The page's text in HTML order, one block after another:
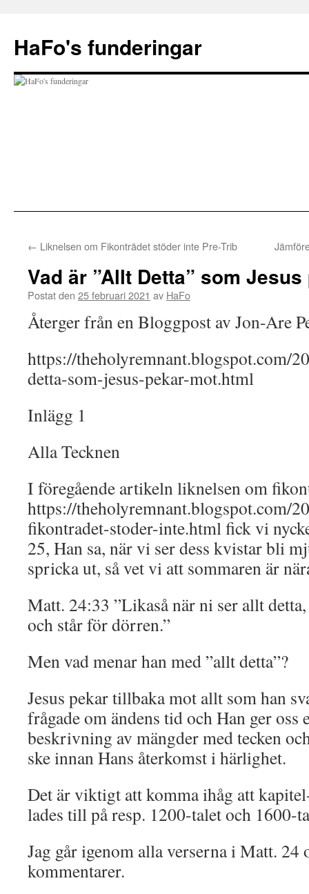
innehåll
HaFo's funderingar
← Liknelsen om Fikonträdet stöder inte Pre-Trib
Vad är ”Allt Detta” som
Postat den 25 februari 2021 av HaFo
Återger från en Bloggpost av Jon-Are
https://theholyremnant.blogspot.com/
detta-som-jesus-pekar-mot.html
Inlägg 1
Alla Tecknen
I föregående artikeln liknelsen om
https://theholyremnant.blogspot.com/
fikontradet-stoder-inte.html fick vi
25, Han sa, när vi ser dess kvistar bli
spricka ut, så vet vi att sommaren är
Matt. 24:33 ”Likaså när ni ser allt detta,
och står för dörren.”
Men vad menar han med ”allt detta”?
Jesus pekar tillbaka mot allt som han
frågade om ändens tid och Han ger oss
beskrivning av mängder med tecken
ske innan Hans återkomst i härlighet.
Det är viktigt att komma ihåg att
lades till på resp. 1200-talet och 1600-
Jag går igenom alla verserna i Matt. 24
kommentarer.